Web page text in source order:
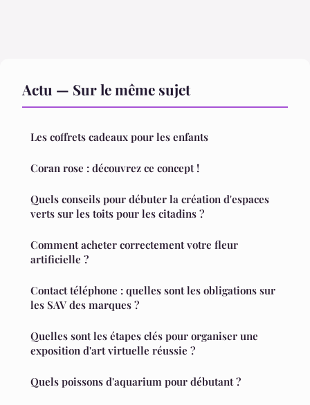
Actu — Sur le même sujet
Les coffrets cadeaux pour les enfants
Coran rose : découvrez ce concept !
Quels conseils pour débuter la création d'espaces
verts sur les toits pour les citadins ?
Comment acheter correctement votre fleur
artificielle ?
Contact téléphone : quelles sont les obligations sur
les SAV des marques ?
Quelles sont les étapes clés pour organiser une
exposition d'art virtuelle réussie ?
Quels poissons d'aquarium pour débutant ?